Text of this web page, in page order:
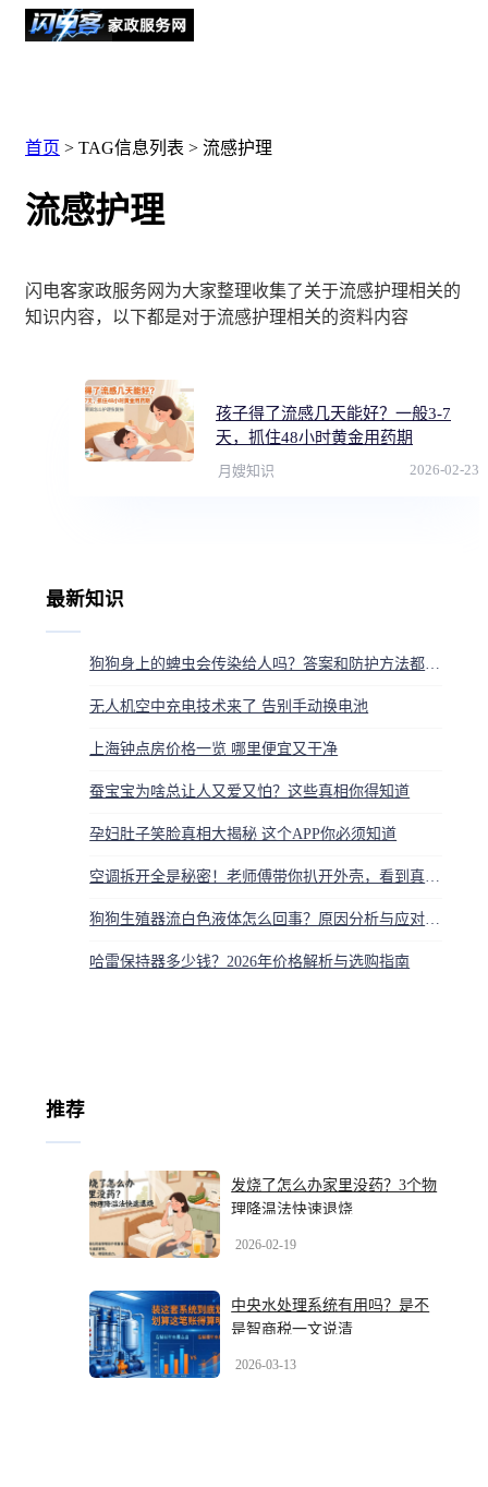
首页 > TAG信息列表 > 流感护理
流感护理
闪电客家政服务网为大家整理收集了关于流感护理相关的
知识内容，以下都是对于流感护理相关的资料内容
孩子得了流感几天能好？一般3-7
天，抓住48小时黄金用药期
月嫂知识 2026-02-23
最新知识
狗狗身上的蜱虫会传染给人吗？答案和防护方法都在这
无人机空中充电技术来了 告别手动换电池
上海钟点房价格一览 哪里便宜又干净
蚕宝宝为啥总让人又爱又怕？这些真相你得知道
孕妇肚子笑脸真相大揭秘 这个APP你必须知道
空调拆开全是秘密！老师傅带你扒开外壳，看到真相我汗毛都竖起来了
狗狗生殖器流白色液体怎么回事？原因分析与应对指南
哈雷保持器多少钱？2026年价格解析与选购指南
推荐
发烧了怎么办家里没药？3个物
理降温法快速退烧
2026-02-19
中央水处理系统有用吗？是不
是智商税一文说清
2026-03-13